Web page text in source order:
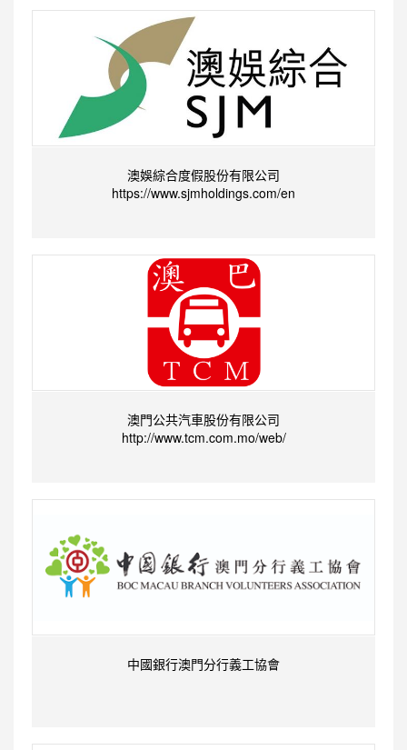
澳娛綜合度假股份有限公司
https://www.sjmholdings.com/en
澳門公共汽車股份有限公司
http://www.tcm.com.mo/web/
中國銀行澳門分行義工協會